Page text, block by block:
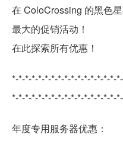
在 ColoCrossing 的黑色
最大的促销活动！
在此探索所有优惠！
*-*-*-*-*-*-*-*-*-*-*-*-*-*-*-*-
*-*-*-*-*-*-*-*-*-*-*-*-*-*-*-*-
年度专用服务器优惠：